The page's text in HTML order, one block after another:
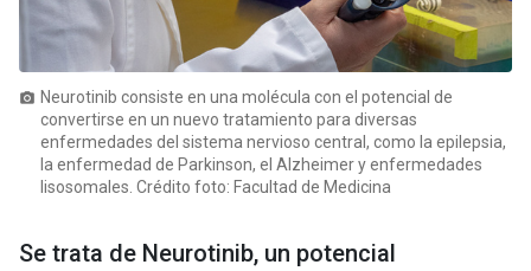
photo_camera Neurotinib consiste en una molécula con el potencial de
convertirse en un nuevo tratamiento para diversas
enfermedades del sistema nervioso central, como la epilepsia,
la enfermedad de Parkinson, el Alzheimer y enfermedades
lisosomales. Crédito foto: Facultad de Medicina
Se trata de Neurotinib, un potencial